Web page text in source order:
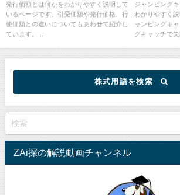
発行価額とは何かをわかりやすく説明して
いるページです。引受価額や発行価格、行
使価額との違いについてもあわせて紹介し
ています。...
ジャンピング
わかりやすく
ャンピングキ
グキャッチで失
株式用語を検索
ZAi探の解説動画チャンネル